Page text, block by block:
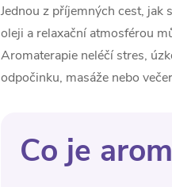
Jednou z příjemných cest,
oleji a relaxační atmosférou
Aromaterapie neléčí stres,
odpočinku, masáže nebo
Co je